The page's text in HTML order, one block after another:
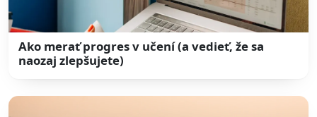
Ako merať progres v učení (a vedieť, že sa
naozaj zlepšujete)